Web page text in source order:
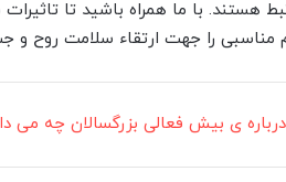
هستند. با ما همراه باشید تا
مناسبی را جهت ارتقاء سلامت روح و
درباره ی بیش فعالی بزرگسالان چه می